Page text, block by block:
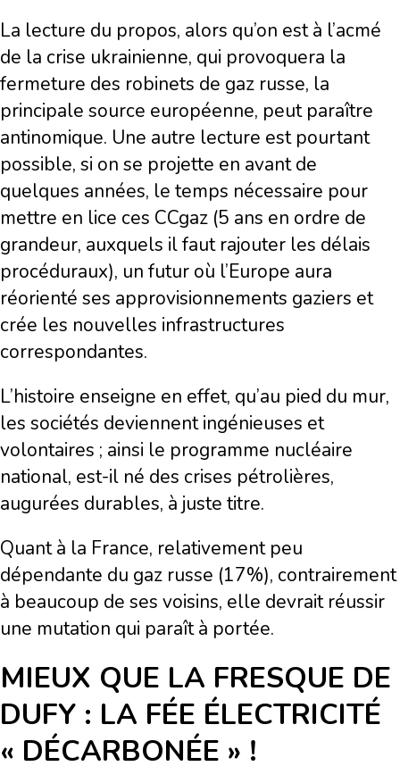
La lecture du propos, alors qu’on est à l’acmé
de la crise ukrainienne, qui provoquera la
fermeture des robinets de gaz russe, la
principale source européenne, peut paraître
antinomique. Une autre lecture est pourtant
possible, si on se projette en avant de
quelques années, le temps nécessaire pour
mettre en lice ces CCgaz (5 ans en ordre de
grandeur, auxquels il faut rajouter les délais
procéduraux), un futur où l’Europe aura
réorienté ses approvisionnements gaziers et
crée les nouvelles infrastructures
correspondantes.
L’histoire enseigne en effet, qu’au pied du mur,
les sociétés deviennent ingénieuses et
volontaires ; ainsi le programme nucléaire
national, est-il né des crises pétrolières,
augurées durables, à juste titre.
Quant à la France, relativement peu
dépendante du gaz russe (17%), contrairement
à beaucoup de ses voisins, elle devrait réussir
une mutation qui paraît à portée.
MIEUX QUE LA FRESQUE DE
DUFY : LA FÉE ÉLECTRICITÉ
« DÉCARBONÉE » !